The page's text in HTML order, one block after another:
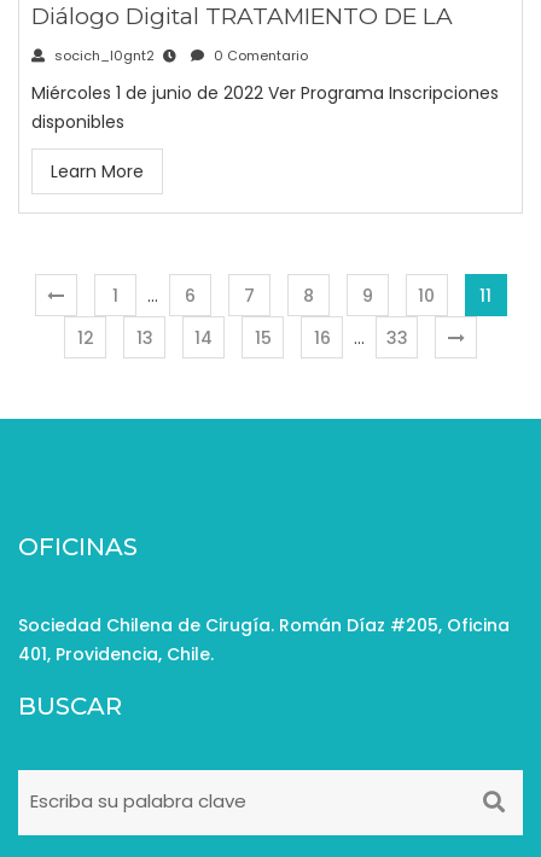
Diálogo Digital TRATAMIENTO DE LA
socich_l0gnt2 0 Comentario
Miércoles 1 de junio de 2022 Ver Programa Inscripciones
disponibles
Learn More
1 … 6 7 8 9 10
11
12
13 14 15 16 … 33
OFICINAS
Sociedad Chilena de Cirugía. Román Díaz #205, Oficina
401, Providencia, Chile.
BUSCAR